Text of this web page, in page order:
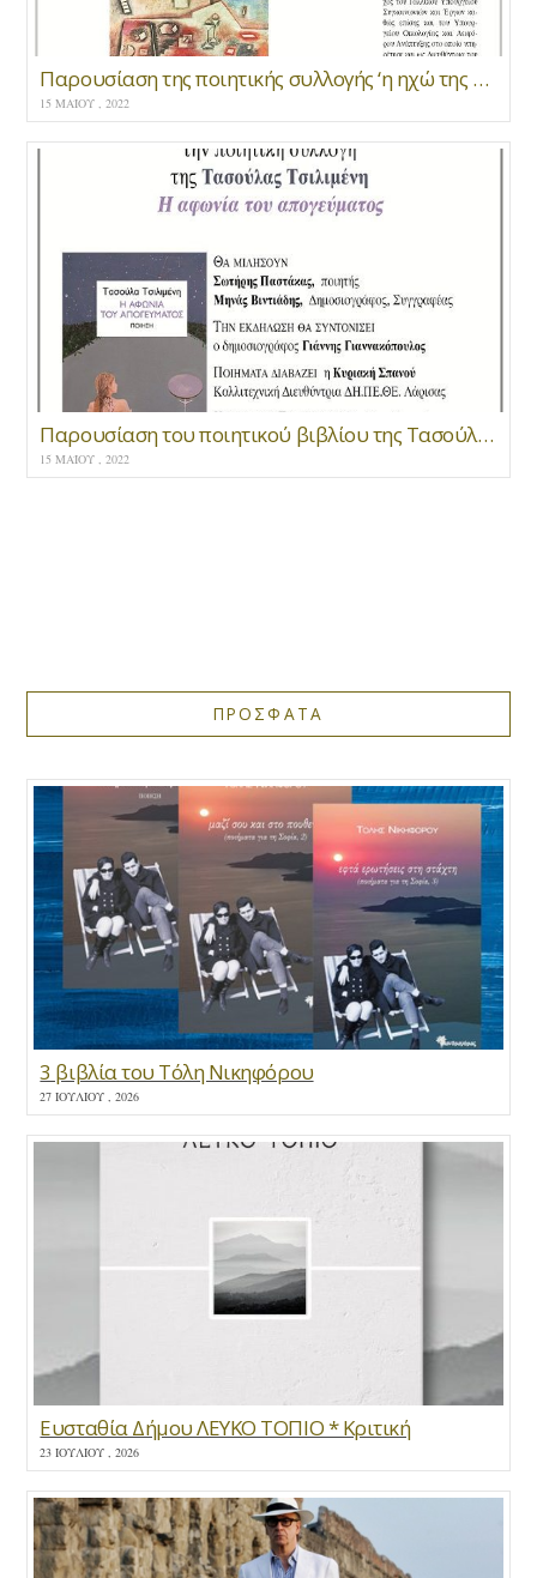
Παρουσίαση της ποιητικής συλλογής ‘η ηχώ της μνήμης’
15 ΜΑΪ́ΟΥ , 2022
Παρουσίαση του ποιητικού βιβλίου της Τασούλας Τσιλιμένη “Η αφωνία του απογεύματος “
15 ΜΑΪ́ΟΥ , 2022
ΠΡΟΣΦΑΤΑ
3 βιβλία του Τόλη Νικηφόρου
27 ΙΟΥΛΊΟΥ , 2026
Ευσταθία Δήμου ΛΕΥΚΟ ΤΟΠΙΟ * Κριτική
23 ΙΟΥΛΊΟΥ , 2026